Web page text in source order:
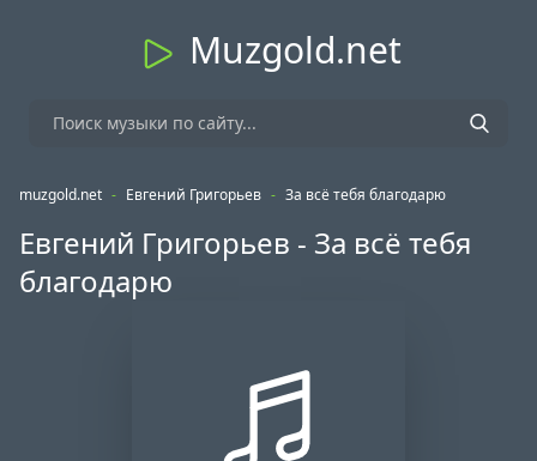
Muzgold.net
muzgold.net - Евгений Григорьев - За всё тебя благодарю
Евгений Григорьев - За всё тебя
благодарю